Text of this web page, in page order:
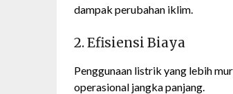
dampak perubahan iklim.
2. Efisiensi Biaya
Penggunaan listrik yang lebih
operasional jangka panjang.